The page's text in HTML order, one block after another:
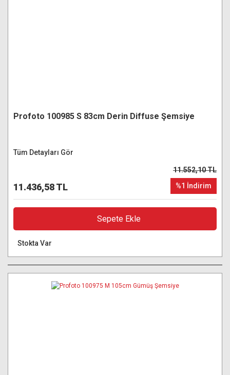
Profoto 100985 S 83cm Derin Diffuse Şemsiye
Tüm Detayları Gör
11.436,58 TL
11.552,10 TL
%1 İndirim
Sepete Ekle
Stokta Var